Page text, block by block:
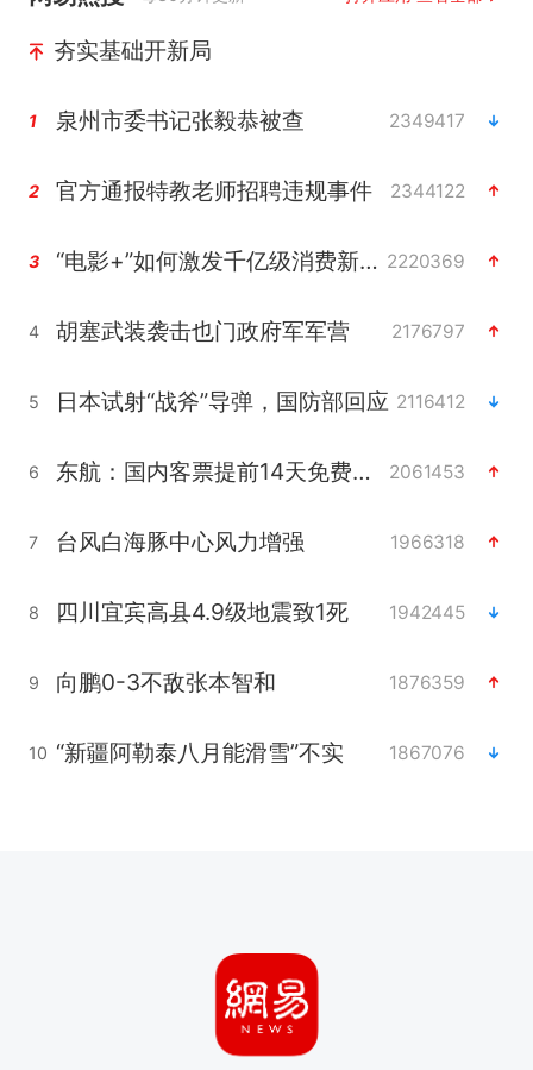
夯实基础开新局
1 泉州市委书记张毅恭被查 2349417
2 官方通报特教老师招聘违规事件 2344122
3 “电影+”如何激发千亿级消费新活力？ 2220369
4 胡塞武装袭击也门政府军军营 2176797
5 日本试射“战斧”导弹，国防部回应 2116412
6 东航：国内客票提前14天免费退改 2061453
7 台风白海豚中心风力增强 1966318
8 四川宜宾高县4.9级地震致1死 1942445
9 向鹏0-3不敌张本智和 1876359
10 “新疆阿勒泰八月能滑雪”不实 1867076